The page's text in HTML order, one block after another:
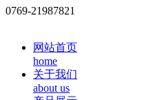
0769-21987821
网站首页
home
关于我们
about us